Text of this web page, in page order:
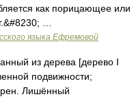
как порицающее или
…
языка Ефремовой
из дерева [дерево I
подвижности;
Лишённый